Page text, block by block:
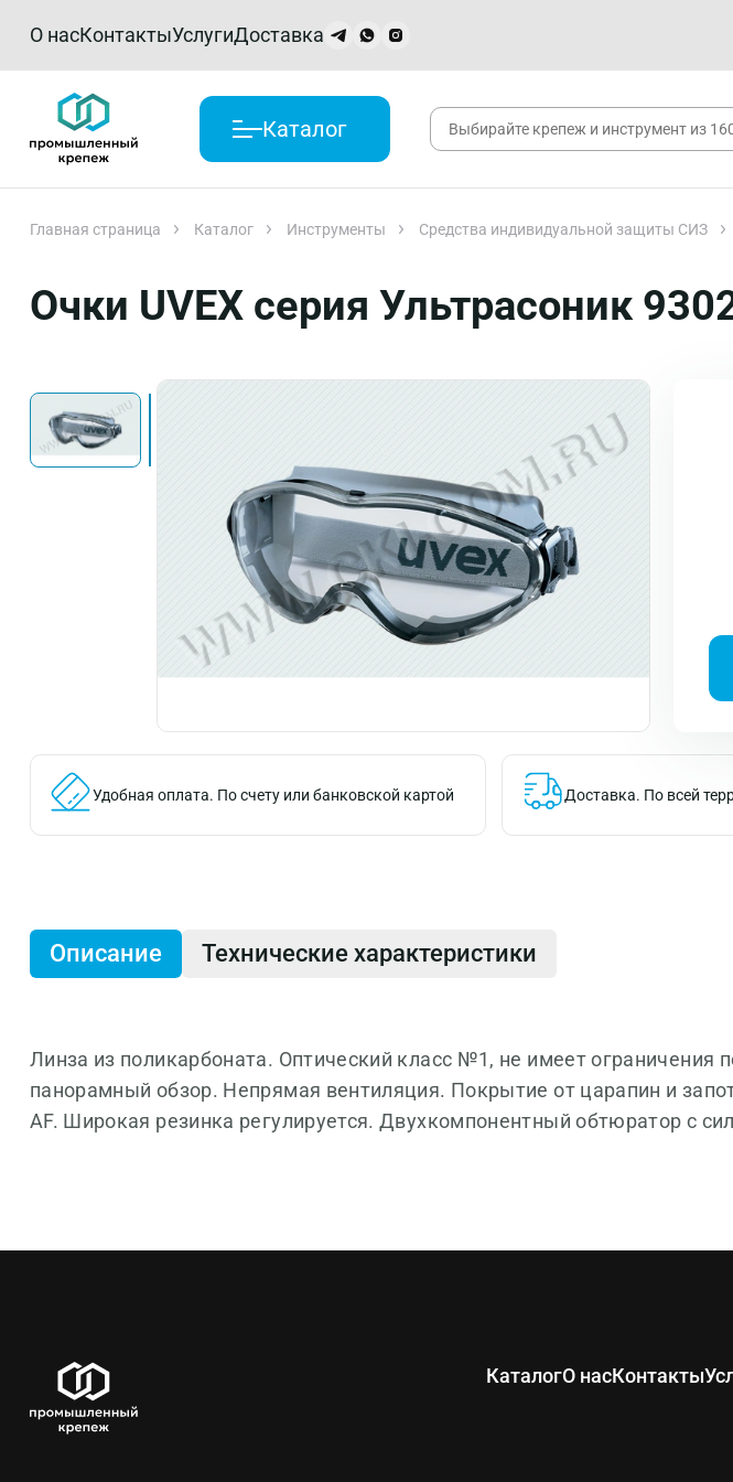
О насКонтактыУслугиДоставка
Каталог
Главная страница Каталог Инструменты Средства индивидуальной защиты СИЗ
Очки UVEX серия Ультрасоник
Удобная оплата. По счету или банковской картой Доставка. По всей
Описание Технические характеристики
Линза из поликарбоната. Оптический класс №1, не имеет ограничения
панорамный обзор. Непрямая вентиляция. Покрытие от царапин и
AF. Широкая резинка регулируется. Двухкомпонентный обтюратор с
КаталогО насКонтакты